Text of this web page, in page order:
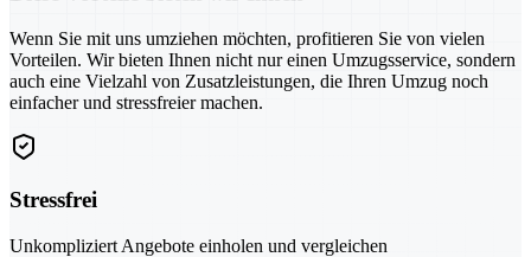
Wenn Sie mit uns umziehen möchten, profitieren Sie von vielen
Vorteilen. Wir bieten Ihnen nicht nur einen Umzugsservice, sondern
auch eine Vielzahl von Zusatzleistungen, die Ihren Umzug noch
einfacher und stressfreier machen.
Stressfrei
Unkompliziert Angebote einholen und vergleichen